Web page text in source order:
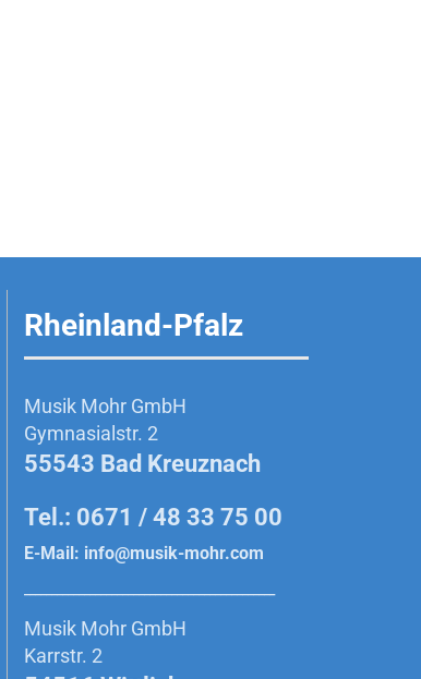
Rheinland-Pfalz
Musik Mohr GmbH
Gymnasialstr. 2
55543 Bad Kreuznach
Tel.: 0671 / 48 33 75 00
E-Mail: info@musik-mohr.com
Musik Mohr GmbH
Karrstr. 2